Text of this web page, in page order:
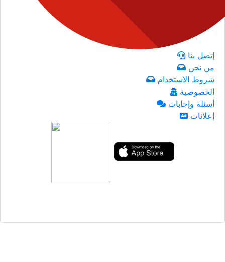
إتصل بنا
من نحن
شروط الاستخدام
الخصوصية
أسئلة وإجابات
إعلانات